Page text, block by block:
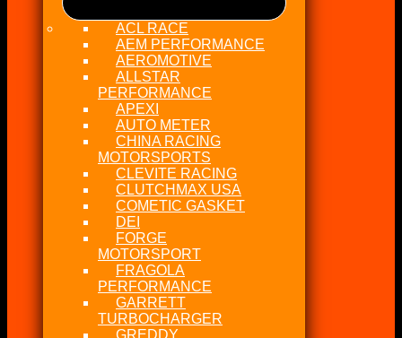
ACL RACE
AEM PERFORMANCE
AEROMOTIVE
ALLSTAR
PERFORMANCE
APEXI
AUTO METER
CHINA RACING
MOTORSPORTS
CLEVITE RACING
CLUTCHMAX USA
COMETIC GASKET
DEI
FORGE
MOTORSPORT
FRAGOLA
PERFORMANCE
GARRETT
TURBOCHARGER
GREDDY